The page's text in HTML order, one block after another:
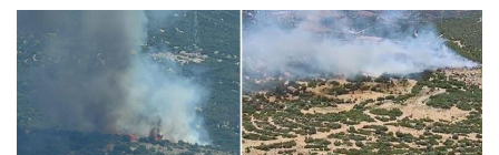
tahrik veya aşağılama' suçundan gözaltına alındı. Mahruki,
tutuklama talebiyle Sulh Ceza Hakimliği'ne sevk edildi.